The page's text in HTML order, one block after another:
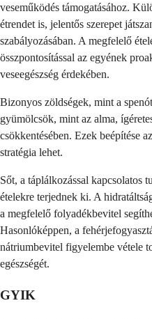
veseműködés támogatásához.
étrendet is, jelentős szerepet
szabályozásában. A megfelelő
összpontosítással az egyének
veseegészség érdekében.
Bizonyos zöldségek, mint a
gyümölcsök, mint az alma,
csökkentésében. Ezek beépítése
stratégia lehet.
Sőt, a táplálkozással kapcsolatos
ételekre terjednek ki. A
a megfelelő folyadékbevitel
Hasonlóképpen, a
nátriumbevitel figyelembe vétele
egészségét.
GYIK